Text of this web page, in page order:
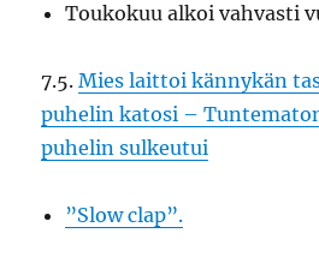
Toukokuu alkoi vahvasti
7.5.Mies laittoi kännykän
puhelin katosi –
puhelin sulkeutui
”Slow clap”.